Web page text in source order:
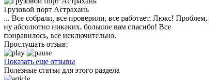
Грузовой порт Астрахань
... Все собрали, все проверили, все работает. Люкс! Проблем,
ну абсолютно никаких, большое вам спасибо! Все
понравилось, все исключительно.
Прослушать отзыв:
Показать еще отзывы
Полезные статьи для этого раздела